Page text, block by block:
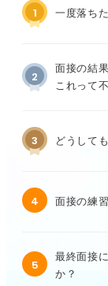
1 一度落ち
2
面接の結
これって
3 どうして
4 面接の練
5
最終面接
か？